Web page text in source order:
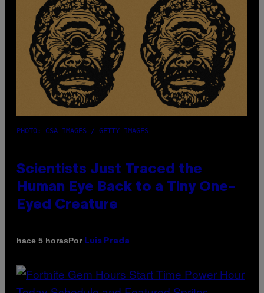
PHOTO: CSA IMAGES / GETTY IMAGES
Scientists Just Traced the
Human Eye Back to a Tiny One-
Eyed Creature
hace 5 horasPor Luis Prada